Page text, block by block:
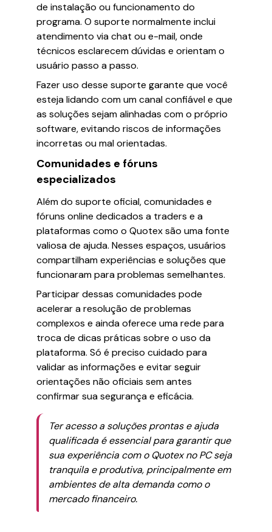
de instalação ou funcionamento do
programa. O suporte normalmente inclui
atendimento via chat ou e-mail, onde
técnicos esclarecem dúvidas e orientam o
usuário passo a passo.
Fazer uso desse suporte garante que você
esteja lidando com um canal confiável e que
as soluções sejam alinhadas com o próprio
software, evitando riscos de informações
incorretas ou mal orientadas.
Comunidades e fóruns
especializados
Além do suporte oficial, comunidades e
fóruns online dedicados a traders e a
plataformas como o Quotex são uma fonte
valiosa de ajuda. Nesses espaços, usuários
compartilham experiências e soluções que
funcionaram para problemas semelhantes.
Participar dessas comunidades pode
acelerar a resolução de problemas
complexos e ainda oferece uma rede para
troca de dicas práticas sobre o uso da
plataforma. Só é preciso cuidado para
validar as informações e evitar seguir
orientações não oficiais sem antes
confirmar sua segurança e eficácia.
Ter acesso a soluções prontas e ajuda
qualificada é essencial para garantir que
sua experiência com o Quotex no PC seja
tranquila e produtiva, principalmente em
ambientes de alta demanda como o
mercado financeiro.